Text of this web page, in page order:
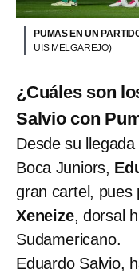
PUMAS EN UN
UIS MELGAREJO)
¿Cuáles son
Salvio con
Desde su llegada
Boca Juniors,
gran cartel, pues
Xeneize, dorsal
Sudamericano.
Eduardo Salvio,